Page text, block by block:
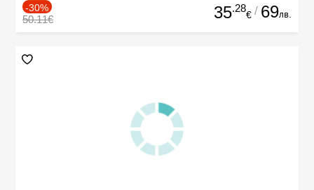
-30%
50.11€ 35.28
€ / 69лв.